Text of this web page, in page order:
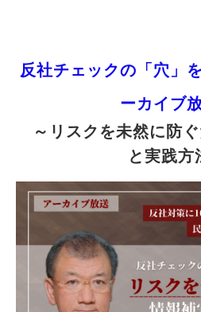
反社チェックの「穴」
ーカイブ放
と実践方